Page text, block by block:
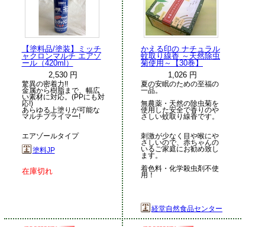
【塗料品/塗装】ミッチ
ャクロンマルチ エアゾ
ール（420ml）
2,530 円
驚異の密着力!!
金属から樹脂まで、幅広
い素材に対応。(PPにも対
応!)
あらゆる上塗りが可能な
マルチプライマー!
エアゾールタイプ
塗料JP
在庫切れ
かえる印の ナチュラル
蚊取り線香 ～天然除虫
菊使用～【30巻】
1,026 円
夏の安眠のための至福の
一品。
無農薬・天然の除虫菊を
使用した安全で香りのや
さしい蚊取り線香です。
刺激が少なく目や喉にや
さしいので、赤ちゃんの
いるご家庭にお勧め致し
ます。
着色料・化学殺虫剤不使
用！
経堂自然食品センター